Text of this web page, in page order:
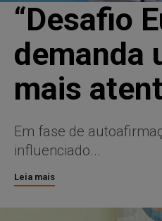
“Desafio
demanda
mais
Em fase de
influenciado...
Leia mais